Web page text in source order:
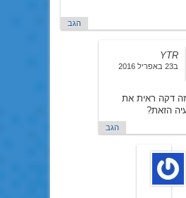
הגב
YTR
ב23 באפריל 2016
דקה ראית את
הזאת?
הגב